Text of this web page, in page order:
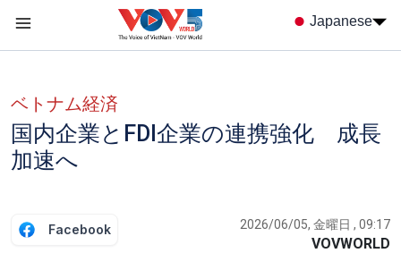
Japanese
ベトナム経済
国内企業とFDI企業の連携強化 成長
加速へ
Facebook 2026/06/05, 金曜日 , 09:17
VOVWORLD